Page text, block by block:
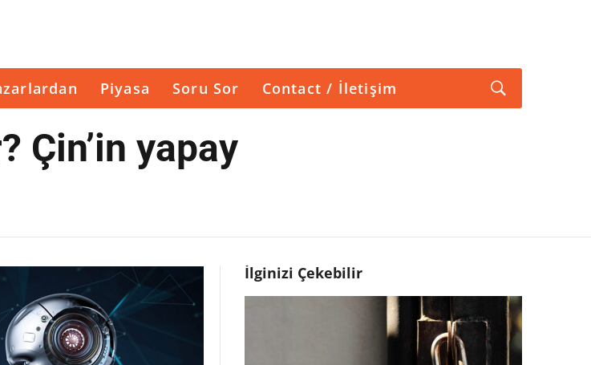
Piyasa Soru Sor Contact / İletişim
Çin’in yapay
İlginizi Çekebilir